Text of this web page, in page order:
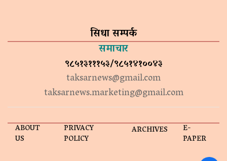
सिधा सम्पर्क
समाचार
९८५१३१११५३/९८५१४१००४३
taksarnews@gmail.com
taksarnews.marketing@gmail.com
ABOUT
US
PRIVACY
POLICY
ARCHIVES E-
PAPER